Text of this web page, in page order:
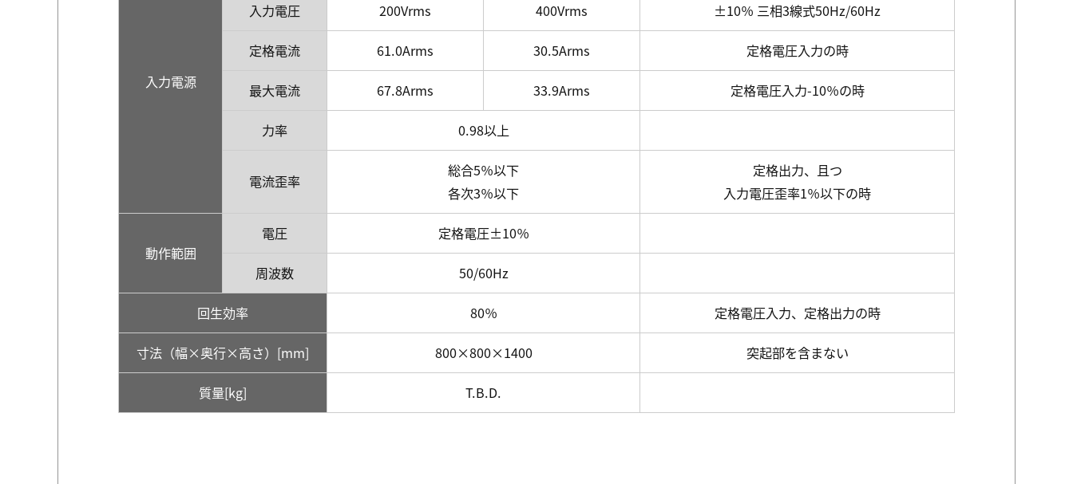
入力電源
入力電圧 200Vrms 400Vrms ±10％ 三相3線式50Hz/60Hz
定格電流 61.0Arms 30.5Arms 定格電圧入力の時
最大電流 67.8Arms 33.9Arms 定格電圧入力-10％の時
力率 0.98以上
電流歪率
総合5％以下
各次3％以下
定格出力、且つ
入力電圧歪率1％以下の時
動作範囲
電圧 定格電圧±10％
周波数 50/60Hz
回生効率 80％ 定格電圧入力、定格出力の時
寸法（幅×奥行×高さ）[mm] 800×800×1400 突起部を含まない
質量[kg] T.B.D.